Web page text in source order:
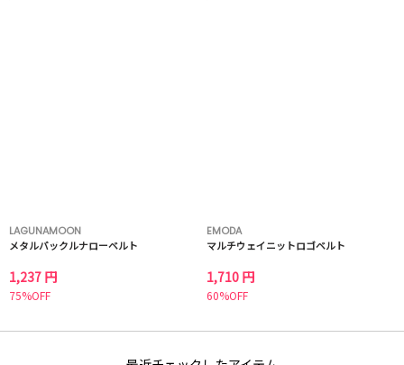
LAGUNAMOON
メタルバックルナローベルト
1,237 円
75%OFF
EMODA
マルチウェイニットロゴベルト
1,710 円
60%OFF